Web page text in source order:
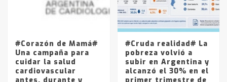
Los precios de los combustibles en
La Pampa, desde YPF hasta Axion
entre 857 a 1338 pesos
#Corazón de Mamá#
Una campaña para
cuidar la salud
cardiovascular
#Cruda realidad# La
pobreza volvió a
subir en Argentina y
alcanzó el 30% en el